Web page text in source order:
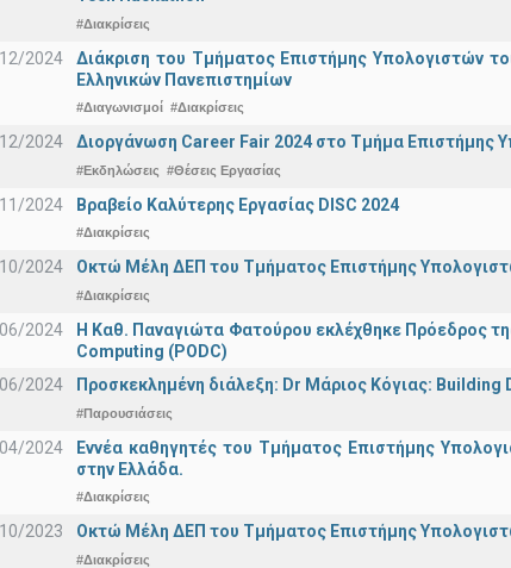
#Διακρίσεις
2024
Διάκριση του Τμήματος Επιστήμης Υπολογιστών
Ελληνικών Πανεπιστημίων
#Διαγωνισμοί #Διακρίσεις
2024 Διοργάνωση Career Fair 2024 στο Τμήμα Επιστήμης
#Εκδηλώσεις #Θέσεις Εργασίας
2024 Βραβείο Καλύτερης Εργασίας DISC 2024
#Διακρίσεις
2024 Οκτώ Μέλη ΔΕΠ του Τμήματος Επιστήμης
#Διακρίσεις
2024
Η Καθ. Παναγιώτα Φατούρου εκλέχθηκε Πρόεδρος
Computing (PODC)
2024
Προσκεκλημένη διάλεξη: Dr Μάριος Κόγιας:
#Παρουσιάσεις
2024
Εννέα καθηγητές του Τμήματος Επιστήμης
στην Ελλάδα.
#Διακρίσεις
2023 Οκτώ Μέλη ΔΕΠ του Τμήματος Επιστήμης
#Διακρίσεις